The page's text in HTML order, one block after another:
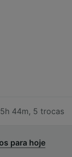
44m, 5 trocas
para hoje